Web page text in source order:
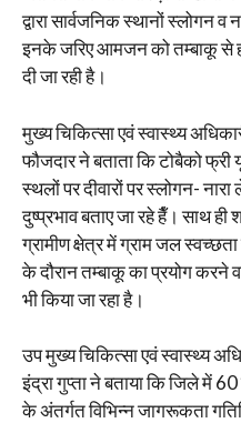
द्वारा सार्वजनिक स्थानों स्लोगन व
इनके जरिए आमजन को तम्बाकू से
दी जा रही है।
मुख्य चिकित्सा एवं स्वास्थ्य
फौजदार ने बताता कि टोबैको
स्थलों पर दीवारों पर स्लोगन-
दुष्प्रभाव बताए जा रहे हैँ। साथ ही
ग्रामीण क्षेत्र में ग्राम जल
के दौरान तम्बाकू का प्रयोग करने
भी किया जा रहा है।
उप मुख्य चिकित्सा एवं स्वास्थ्य
इंद्रा गुप्ता ने बताया कि जिले में
के अंतर्गत विभिन्न जागरूकता